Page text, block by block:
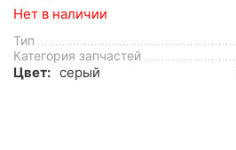
Нет в наличии
Тип
Категория запчастей
Цвет: серый